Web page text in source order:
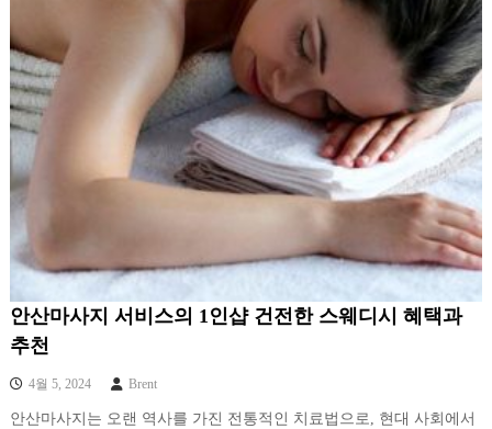
안산마사지 서비스의 1인샵 건전한 스웨디시 혜택과
추천
4월 5, 2024 Brent
안산마사지는 오랜 역사를 가진 전통적인 치료법으로, 현대 사회에서